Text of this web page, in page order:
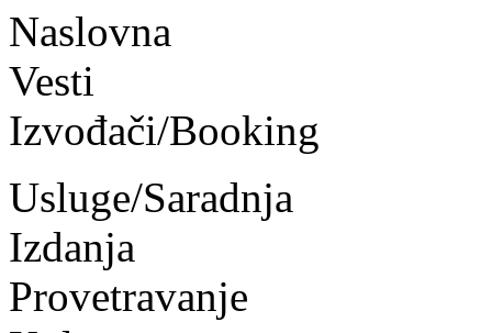
Naslovna
Vesti
Izvođači/Booking
Usluge/Saradnja
Izdanja
Provetravanje